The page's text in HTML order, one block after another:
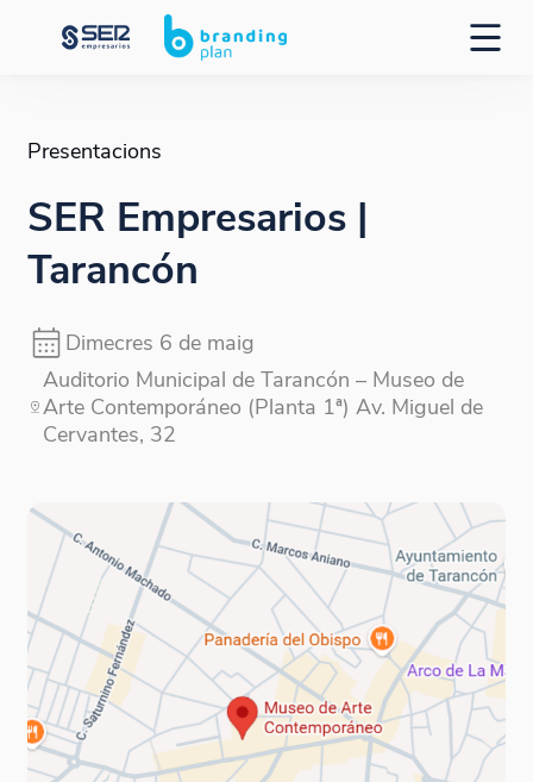
Presentacions
SER Empresarios |
Tarancón
Dimecres 6 de maig
Auditorio Municipal de Tarancón – Museo de
Arte Contemporáneo (Planta 1ª) Av. Miguel de
Cervantes, 32